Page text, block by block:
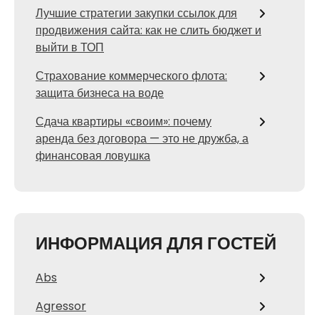
Лучшие стратегии закупки ссылок для
продвижения сайта: как не слить бюджет и
выйти в ТОП
Страхование коммерческого флота:
защита бизнеса на воде
Сдача квартиры «своим»: почему
аренда без договора — это не дружба, а
финансовая ловушка
ИНФОРМАЦИЯ ДЛЯ ГОСТЕЙ
Abs
Agressor